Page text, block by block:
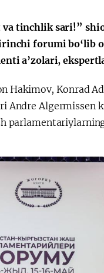
tinchlik sari!”
forumi bo‘lib
a’zolari,
Hakimov, Konrad
Andre Algermissen